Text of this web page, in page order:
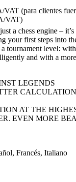
VAT (para clientes
VAT)
a chess engine –
your first steps into
tournament level:
and with a
LEGENDS
AT THE
EVEN MORE
, Francés, Italiano